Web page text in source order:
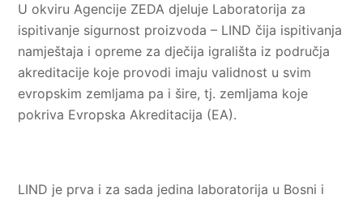
U okviru Agencije ZEDA djeluje Laboratorija za
ispitivanje sigurnost proizvoda – LIND čija ispitivanja
namještaja i opreme za dječija igrališta iz područja
akreditacije koje provodi imaju validnost u svim
evropskim zemljama pa i šire, tj. zemljama koje
pokriva Evropska Akreditacija (EA).
LIND je prva i za sada jedina laboratorija u Bosni i